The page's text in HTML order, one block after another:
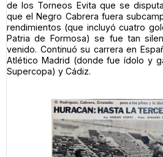
de los Torneos Evita que se
que el Negro Cabrera fuera
rendimientos (que incluyó cuatro
Patria de Formosa) se fue tan
venido. Continuó su carrera en
Atlético Madrid (donde fue ídolo y
Supercopa) y Cádiz.